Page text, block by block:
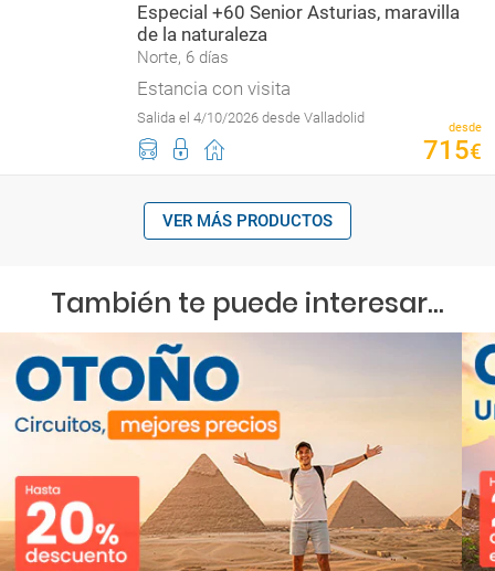
Especial +60 Senior Asturias, maravilla
de la naturaleza
Norte, 6 días
Estancia con visita
Salida el 4/10/2026 desde Valladolid
desde
715€
VER MÁS PRODUCTOS
También te puede interesar...